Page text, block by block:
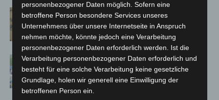
Hannover Klassik Open Air 2026:
Französische Oper im Maschpark
Blaulichtmeile Langenhagen 2026:
Polizei, Feuerwehr und Rettung
hautnah erleben
personenbezogener Daten möglich. Sofern eine
betroffene Person besondere Services unseres
Unternehmens über unsere Internetseite in Anspruch
nehmen möchte, könnte jedoch eine Verarbeitung
personenbezogener Daten erforderlich werden. Ist die
Verarbeitung personenbezogener Daten erforderlich und
besteht für eine solche Verarbeitung keine gesetzliche
Grundlage, holen wir generell eine Einwilligung der
betroffenen Person ein.